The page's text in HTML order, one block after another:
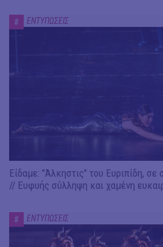
# ΕΝΤΥΠΩΣΕΙΣ
Είδαμε: "Άλκηστις" του Ευριπίδη,
// Ευφυής σύλληψη και χαμένη
# ΕΝΤΥΠΩΣΕΙΣ